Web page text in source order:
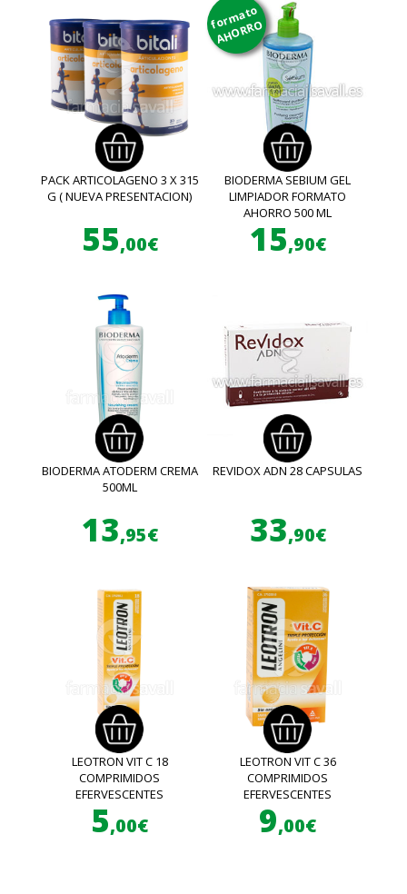
PACK ARTICOLAGENO 3 X 315
G ( NUEVA PRESENTACION)
55,00€
formato
AHORRO
BIODERMA SEBIUM GEL
LIMPIADOR FORMATO
AHORRO 500 ML
15,90€
BIODERMA ATODERM CREMA
500ML
13,95€
REVIDOX ADN 28 CAPSULAS
33,90€
LEOTRON VIT C 18
COMPRIMIDOS
EFERVESCENTES
5,00€
LEOTRON VIT C 36
COMPRIMIDOS
EFERVESCENTES
9,00€